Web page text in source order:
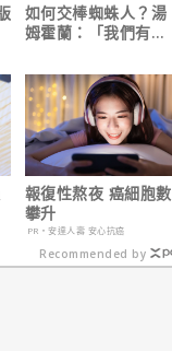
如何交棒蜘蛛人？湯
姆霍蘭：「我們有一
報復性熬夜 癌細胞數
攀升
PR・安達人壽 安心抗癌
Recommended by